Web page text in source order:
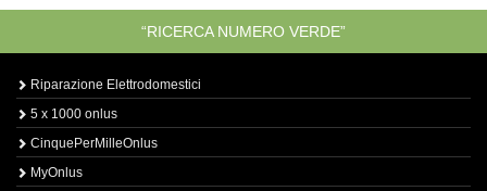
“RICERCA NUMERO VERDE”
Riparazione Elettrodomestici
5 x 1000 onlus
CinquePerMilleOnlus
MyOnlus